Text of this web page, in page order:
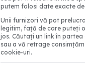
moderne pentru
și epilepsie
putem folosi date exacte
Unii furnizori vă pot
legitim, față de care puteți
jos. Căutați un link în
sau a vă retrage
cookie-uri.